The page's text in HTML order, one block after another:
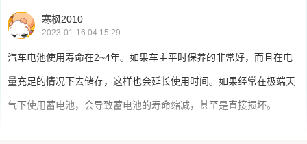
寒枫2010
2023-01-16 04:15:29
汽车电池使用寿命在2~4年。如果车主平时保养的非常好，而且在电
量充足的情况下去储存，这样也会延长使用时间。如果经常在极端天
气下使用蓄电池，会导致蓄电池的寿命缩减，甚至是直接损坏。